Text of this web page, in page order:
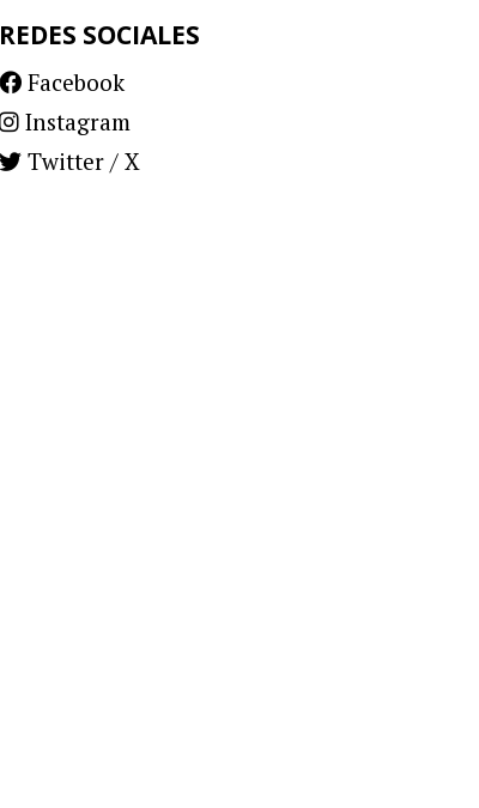
REDES SOCIALES
Facebook
Instagram
Twitter / X